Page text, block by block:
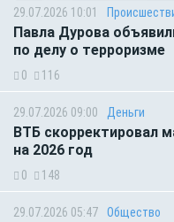
29.07.2026 10:01
Павла Дурова
по делу о терроризме
0 116
29.07.2026 09:00 Деньги
ВТБ скорректировал
на 2026 год
0 148
29.07.2026 05:47 Общество